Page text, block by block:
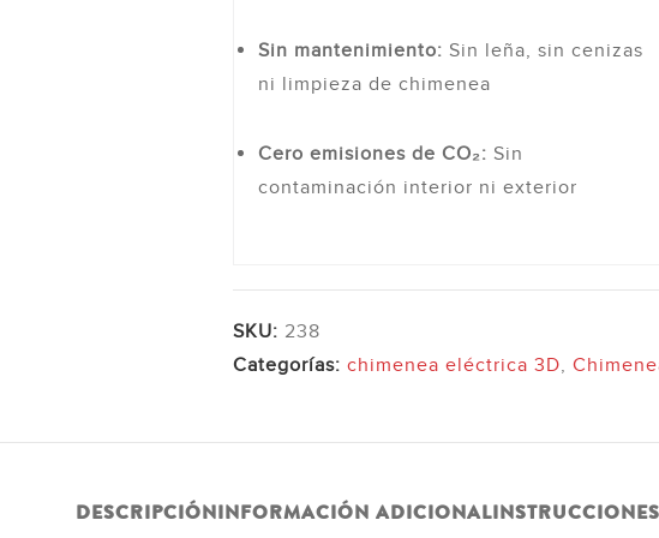
Descubre
Sin mantenimiento: Sin leña, sin cenizas
ni limpieza de chimenea
Cero emisiones de CO₂: Sin
contaminación interior ni exterior
SKU: 238
Categorías: chimenea eléctrica 3D,
DESCRIPCIÓNINFORMACIÓN ADICIONALINSTRUCCIONES